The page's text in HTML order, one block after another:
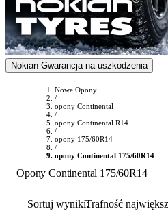
Nokian Gwarancja na uszkodzenia
Nowe Opony
/
opony Continental
/
opony Continental R14
/
opony 175/60R14
/
opony Continental 175/60R14
Opony Continental 175/60R14
Sortuj wyniki: